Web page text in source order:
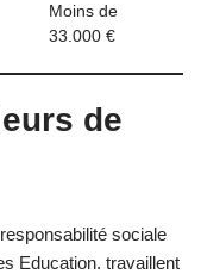
Moins de
33.000 €
de
sociale
Education. travaillent